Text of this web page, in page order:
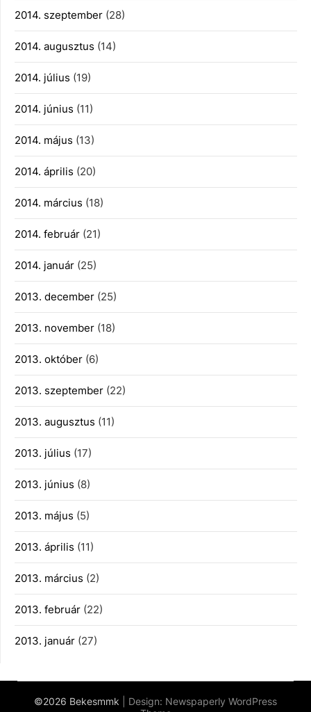
2014. szeptember (28)
2014. augusztus (14)
2014. július (19)
2014. június (11)
2014. május (13)
2014. április (20)
2014. március (18)
2014. február (21)
2014. január (25)
2013. december (25)
2013. november (18)
2013. október (6)
2013. szeptember (22)
2013. augusztus (11)
2013. július (17)
2013. június (8)
2013. május (5)
2013. április (11)
2013. március (2)
2013. február (22)
2013. január (27)
©2026 Bekesmmk | Design: Newspaperly WordPress